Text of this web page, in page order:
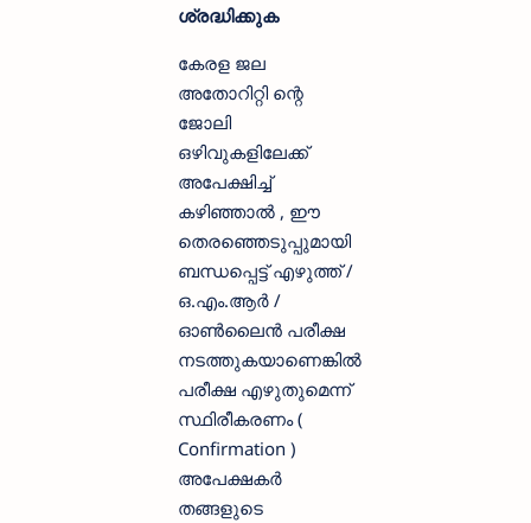
ശ്രദ്ധിക്കുക
കേരള ജല
അതോറിറ്റി ന്റെ
ജോലി
ഒഴിവുകളിലേക്ക്
അപേക്ഷിച്ച്
കഴിഞ്ഞാല്‍ , ഈ
തെരഞ്ഞെടുപ്പുമായി
ബന്ധപ്പെട്ട് എഴുത്ത് /
ഒ.എം.ആർ /
ഓൺലൈൻ പരീക്ഷ
നടത്തുകയാണെങ്കിൽ
പരീക്ഷ എഴുതുമെന്ന്
സ്ഥിരീകരണം (
Confirmation )
അപേക്ഷകർ
തങ്ങളുടെ